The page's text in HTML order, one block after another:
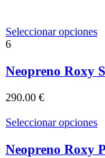
Seleccionar opciones
se
6
Neopreno Roxy
290.00 €
Seleccionar opciones
Neopreno Roxy